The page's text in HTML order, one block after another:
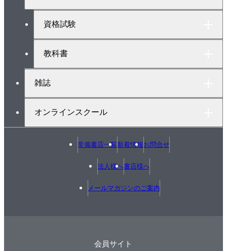
7．無線LAN
資格試験
教科書
雑誌
オンラインスクール
常備書店一覧新着情報お問合せ
法人様へ書店様へ
メールマガジンのご案内
会員サイト